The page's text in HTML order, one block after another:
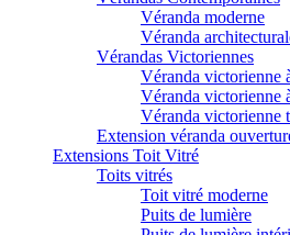
Véranda moderne
Véranda
Vérandas Victoriennes
Véranda victorienne
Véranda victorienne
Véranda victorienne
Extension véranda
Extensions Toit Vitré
Toits vitrés
Toit vitré moderne
Puits de lumière